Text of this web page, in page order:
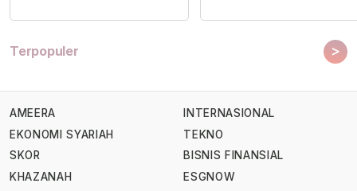
Terpopuler >
AMEERA
EKONOMI SYARIAH
SKOR
KHAZANAH
INTERNASIONAL
TEKNO
BISNIS FINANSIAL
ESGNOW